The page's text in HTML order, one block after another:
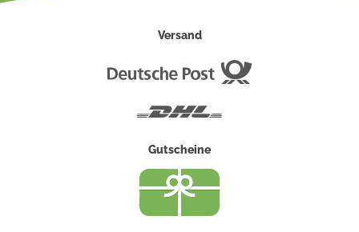
Versand
Gutscheine